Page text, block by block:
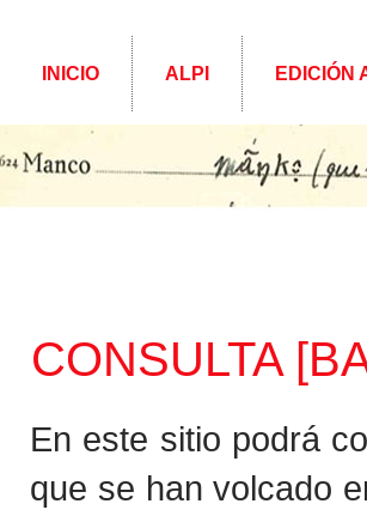
INICIO ALPI EDICIÓN
CONSULTA
En este sitio podrá
que se han volcado